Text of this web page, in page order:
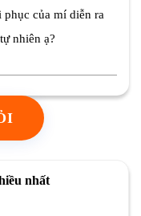
của mí diễn ra
nhiên ạ?
nhất